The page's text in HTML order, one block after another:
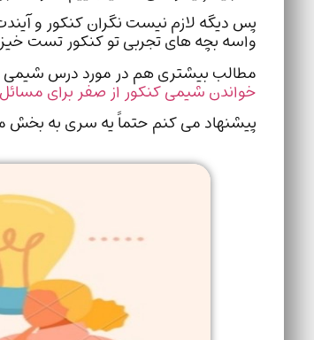
پس دیگه لازم نیست نگران کنکور و
واسه بچه های تجربی تو کنکور تست
مطالب بیشتری هم در مورد درس
خواندن شیمی کنکور از صفر برای
پیشنهاد می کنم حتماً یه سری به بخش